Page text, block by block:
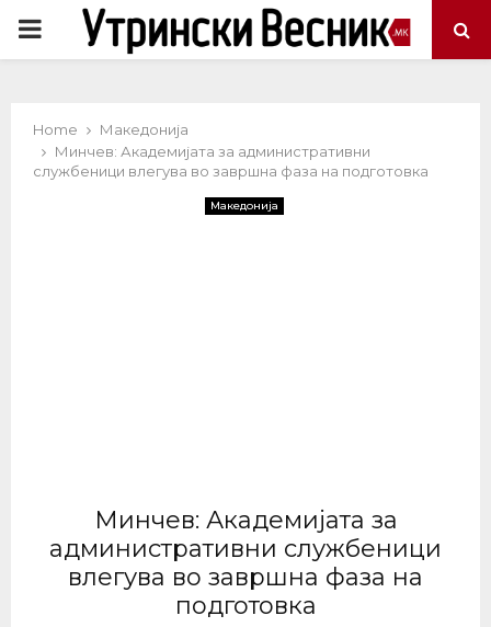
PRIMARY
Home
Македонија
Минчев: Академијата за административни
службеници влегува во завршна фаза на подготовка
Македонија
Минчев: Академијата за
административни службеници
влегува во завршна фаза на
подготовка